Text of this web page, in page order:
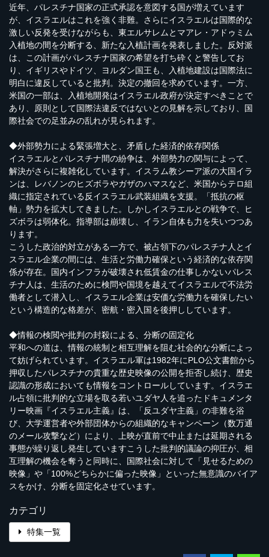
近年、パレスチナ国家の正式承認を意図する国が増えています
が、イスラエルはこれを強く非難。さらにイスラエルは国際的な
激しい反発を受けながらも、東エルサレムとマアレ・アドゥミム
入植地の間を分断する、新たな入植計画を発表しました。反対派
は、この計画がパレスチナ国家の希望を打ち砕くと警告してお
り、イギリスやドイツ、ヨルダン国王も、入植地建設は国際法に
明白に違反していると批判。決定の撤回を求めています。一方、
米国の一部は、入植地開発はイスラエル政府が決定すべきことで
あり、原則として国際法違反ではないとの見解を示しており、国
際社会での足並みの乱れが見られます。
◆外部勢力による緊張増大と、矛盾した経済的依存関係
イスラエルとパレスチナ間の紛争は、外部勢力の関与によって、
解決がさらに複雑化しています。イスラム教シーア派の大国イラ
ンは、レバノンのヒズボラやガザのハマスなど、米国からテロ組
織に指定されている反イスラエル武装組織を支援。「抵抗の枢
軸」勢力を拡大してきました。しかしイスラエルとの戦争で、ヒ
ズボラは弱体化。指導部は崩壊し、イラン自体も力を失いつつあ
ります。
こうした政治的対立がある一方で、被占領下のパレスチナ人とイ
スラエル企業の間には、生活と労働力確保という経済的な依存関
係が存在。国内インフラが破壊され低賃金の仕事しかないパレス
チナ人は、生活のために検問や国境を越えてイスラエルで不法労
働者として潜入し、イスラエル企業は安価な労働力を確保したい
という構造的な格差が、密航・密入国を後押ししています。
◆情報の検閲や批判の封殺による、分断の固定化
平和への道は、情報の統制と相互理解を阻む社会的な分断によっ
て妨げられています。イスラエル軍は1982年にPLO公文書館から
押収したパレスチナの貴重な歴史映像の公開を拒否し続け、歴史
認識の形成においても情報をコントロールしています。イスラエ
ル占領に批判的な立場を取る若いユダヤ人を追ったドキュメンタ
リー映画『イスラエル主義』は、「反ユダヤ主義」の非難を浴
び、大学運営者や外部団体からの組織的なキャンペーン（数万通
のメール攻撃など）により、上映が直前で中止または延期される
事態が繰り返し発生していますこうした批判的議論の抑圧が、相
互理解の機会を奪うと同時に、国際社会に対して「見せるための
映像」や「100%どちらかに偏った映像」といった無意識のバイア
スをかけ、分断を固定化させています。
カテゴリ
特集一覧